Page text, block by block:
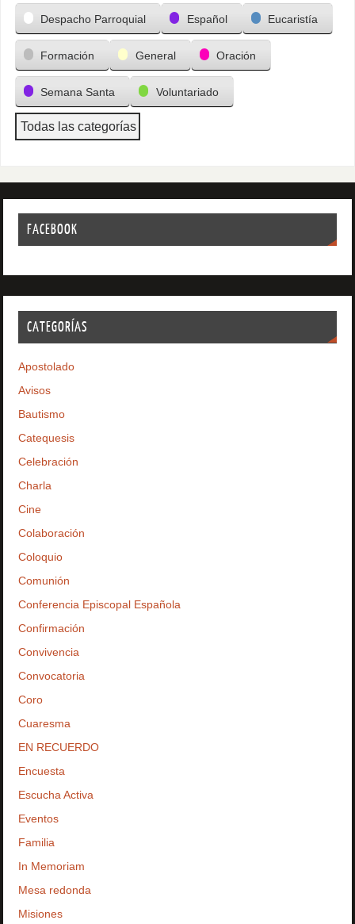
Despacho Parroquial Español Eucaristía
Formación General Oración
Semana Santa Voluntariado
Todas las categorías
FACEBOOK
CATEGORÍAS
Apostolado
Avisos
Bautismo
Catequesis
Celebración
Charla
Cine
Colaboración
Coloquio
Comunión
Conferencia Episcopal Española
Confirmación
Convivencia
Convocatoria
Coro
Cuaresma
EN RECUERDO
Encuesta
Escucha Activa
Eventos
Familia
In Memoriam
Mesa redonda
Misiones